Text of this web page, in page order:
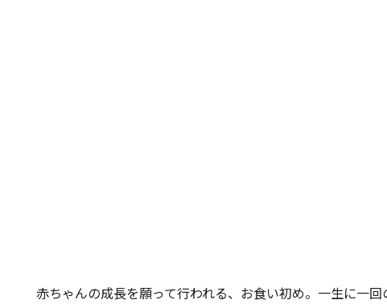
赤ちゃんの成長を願って行われる、お食い初め。一生に一